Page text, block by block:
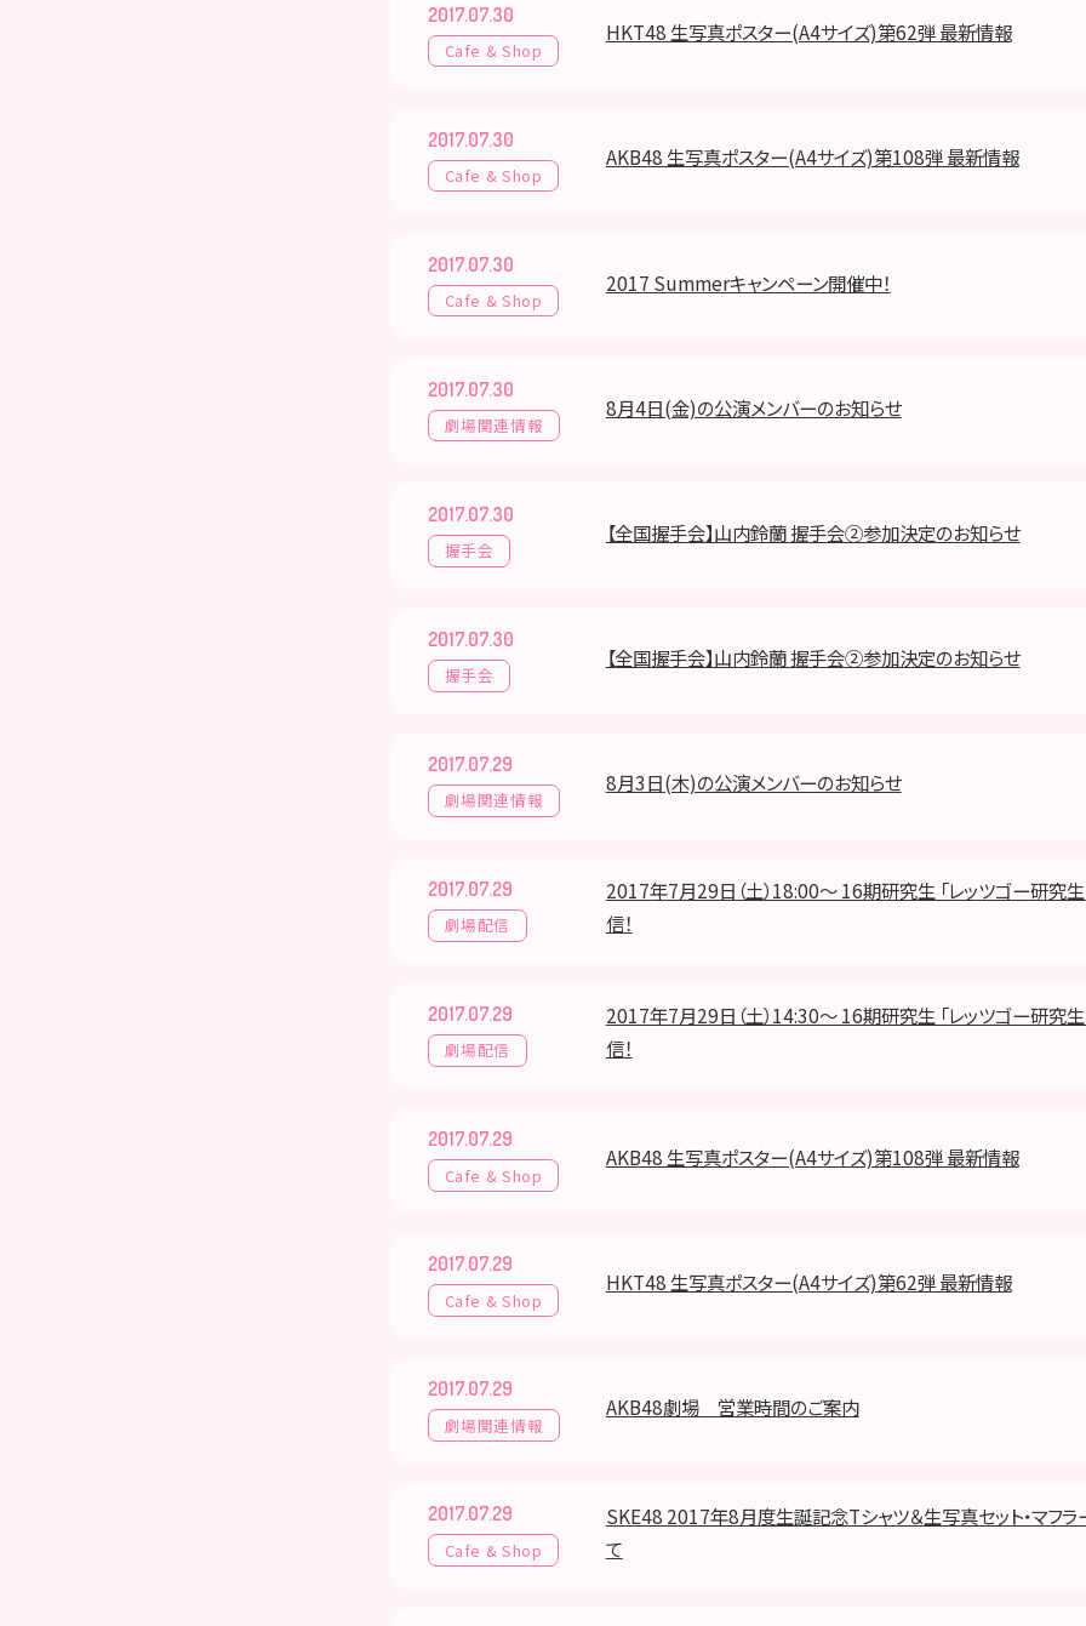
2017.07.30
Cafe & Shop
HKT48 生写真ポスター(A4サイズ)第62弾 最新情報
2017.07.30
Cafe & Shop
AKB48 生写真ポスター(A4サイズ)第108弾 最新情報
2017.07.30
Cafe & Shop
2017 Summerキャンペーン開催中！
2017.07.30
劇場関連情報
8月4日(金)の公演メンバーのお知らせ
2017.07.30
握手会
【全国握手会】山内鈴蘭 握手会②参加決定のお知らせ
2017.07.30
握手会
【全国握手会】山内鈴蘭 握手会②参加決定のお知らせ
2017.07.29
劇場関連情報
8月3日(木)の公演メンバーのお知らせ
2017.07.29
劇場配信
2017年7月29日（土）18:00～ 16期研究生 「レッツゴー研究生
信！
2017.07.29
劇場配信
2017年7月29日（土）14:30～ 16期研究生 「レッツゴー研究生
信！
2017.07.29
Cafe & Shop
AKB48 生写真ポスター(A4サイズ)第108弾 最新情報
2017.07.29
Cafe & Shop
HKT48 生写真ポスター(A4サイズ)第62弾 最新情報
2017.07.29
劇場関連情報
AKB48劇場 営業時間のご案内
2017.07.29
Cafe & Shop
SKE48 2017年8月度生誕記念Tシャツ＆生写真セット・マフラ
て